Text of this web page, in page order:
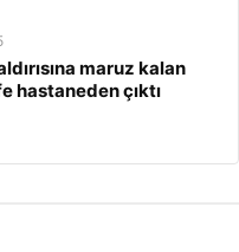
maruz kalan
hastaneden çıktı